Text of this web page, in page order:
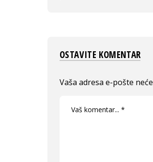
OSTAVITE KOMENTAR
Vaša adresa e-pošte